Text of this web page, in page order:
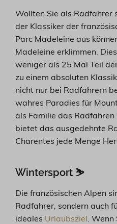
Wollten Sie als Radfahrer
der Klassiker der
Parc Madeleine aus
Madeleine erklimmen.
weniger als 25 Mal Teil
zu einem absoluten
nicht nur bei Radfahrern
wahres Paradies für
als Familie das Radfahren
bietet das ausgedehnte
Charentes jede Menge
Wintersport ⛷️
Die französischen Alpen
Radfahrer, sondern auch
ideales Urlaubsziel . Wenn